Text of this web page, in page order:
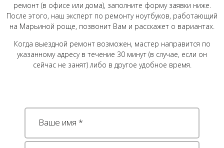
ремонт (в офисе или дома), заполните форму заявки ниже.
После этого, наш эксперт по ремонту ноутбуков, работающий
на Марьиной роще, позвонит Вам и расскажет о вариантах.
Когда выездной ремонт возможен, мастер направится по
указанному адресу в течение 30 минут (в случае, если он
сейчас не занят) либо в другое удобное время.